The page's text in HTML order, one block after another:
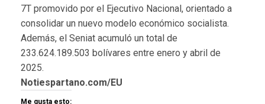
7T promovido por el Ejecutivo Nacional, orientado a
consolidar un nuevo modelo económico socialista.
Además, el Seniat acumuló un total de
233.624.189.503 bolívares entre enero y abril de
2025.
Notiespartano.com/EU
Me gusta esto: